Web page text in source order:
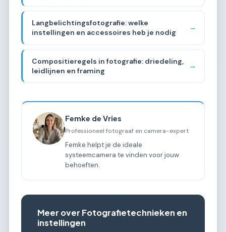
Langbelichtingsfotografie: welke
instellingen en accessoires heb je nodig
→
Compositieregels in fotografie: driedeling,
leidlijnen en framing
→
Femke de Vries
Professioneel fotograaf en camera-expert
Femke helpt je de ideale
systeemcamera te vinden voor jouw
behoeften.
Meer over Fotografietechnieken en
instellingen